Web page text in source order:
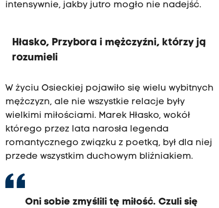
intensywnie, jakby jutro mogło nie nadejść.
Hłasko, Przybora i mężczyźni, którzy ją
rozumieli
W życiu Osieckiej pojawiło się wielu wybitnych
mężczyzn, ale nie wszystkie relacje były
wielkimi miłościami. Marek Hłasko, wokół
którego przez lata narosła legenda
romantycznego związku z poetką, był dla niej
przede wszystkim duchowym bliźniakiem.
Oni sobie zmyślili tę miłość. Czuli się